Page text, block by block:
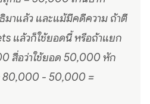
มาแล้ว และแม้มีคดีความ ถ้าตี
แล้วก็ใช้ยอดนี้ หรือถ้าแยก
สื่อว่าใช้ยอด 50,000 หัก
80,000 - 50,000 =